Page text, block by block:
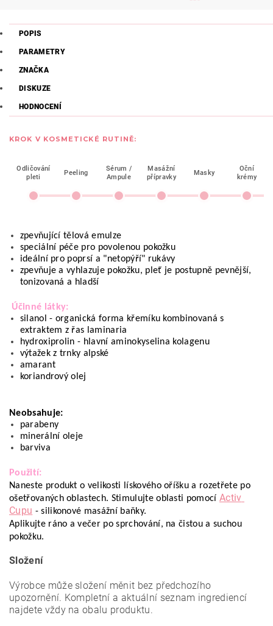
POPIS
PARAMETRY
ZNAČKA
DISKUZE
HODNOCENÍ
KROK V KOSMETICKÉ RUTINĚ:
Odličování
pleti
Peeling
Sérum /
Ampule
Masážní
přípravky
Masky
Oční
krémy
zpevňující tělová emulze
speciální péče pro povolenou pokožku
ideální pro poprsí a "netopýří" rukávy
zpevňuje a vyhlazuje pokožku, pleť je postupně pevnější,
tonizovaná a hladší
Účinné látky:
silanol - organická forma křemíku kombinovaná s
extraktem z řas laminaria
hydroxiprolin - hlavní aminokyselina kolagenu
výtažek z trnky alpské
amarant
koriandrový olej
Neobsahuje:
parabeny
minerální oleje
barviva
Použití:
Naneste produkt o velikosti lískového oříšku a rozetřete po
ošetřovaných oblastech. Stimulujte oblasti pomocí Activ
Cupu - silikonové masážní baňky.
Aplikujte ráno a večer po sprchování, na čistou a suchou
pokožku.
Složení
Výrobce může složení měnit bez předchozího
upozornění. Kompletní a aktuální seznam ingrediencí
najdete vždy na obalu produktu.